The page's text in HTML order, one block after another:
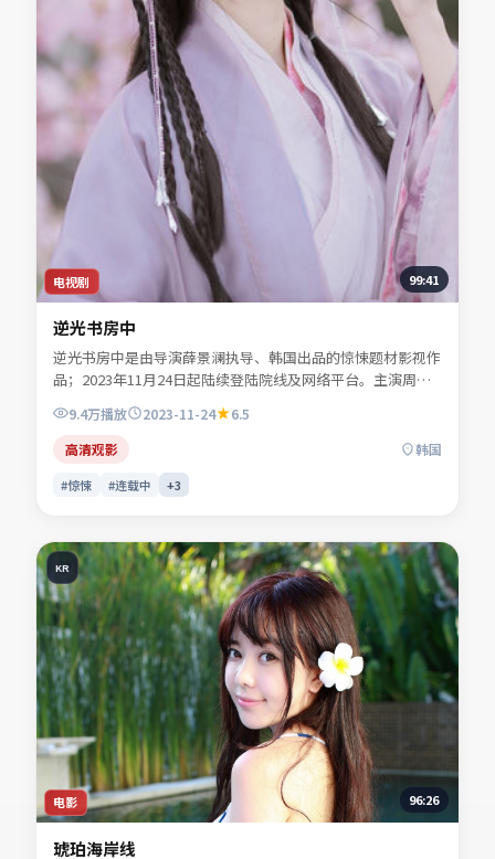
电视剧 99:41
逆光书房中
逆光书房中是由导演薛景澜执导、韩国出品的惊悚题材影视作
品；2023年11月24日起陆续登陆院线及网络平台。主演周屿
森、商时序、闻晚风、许南星等共同诠释一段充满转折的人物
命运。地缘风貌被写得具体可信，地域气质成为叙事推手。适
合检索「惊悚电影」「韩国影片」「2023年上映」等关键词
9.4万播放 2023-11-24
6.5
高清观影
韩国
#惊悚 #连载中 +3
电影
KR
96:26
琥珀海岸线